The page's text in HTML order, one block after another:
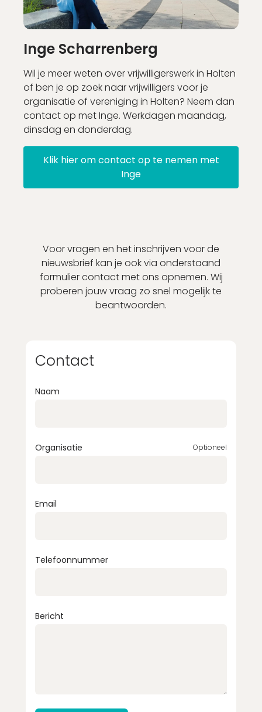
Inge Scharrenberg
Wil je meer weten over vrijwilligerswerk in Holten
of ben je op zoek naar vrijwilligers voor je
organisatie of vereniging in Holten? Neem dan
contact op met Inge. Werkdagen maandag,
dinsdag en donderdag.
Klik hier om contact op te nemen met
Inge
Voor vragen en het inschrijven voor de
nieuwsbrief kan je ook via onderstaand
formulier contact met ons opnemen. Wij
proberen jouw vraag zo snel mogelijk te
beantwoorden.
Contact
Naam
Organisatie Optioneel
Email
Telefoonnummer
Bericht